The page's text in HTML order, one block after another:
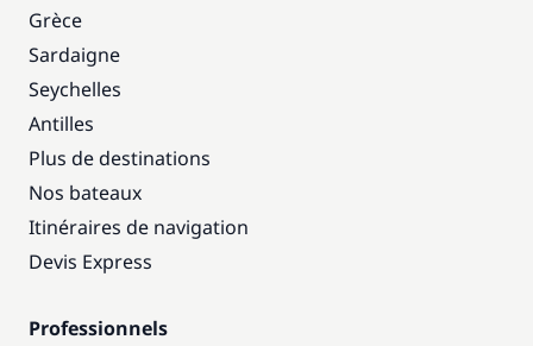
Grèce
Sardaigne
Seychelles
Antilles
Plus de destinations
Nos bateaux
Itinéraires de navigation
Devis Express
Professionnels